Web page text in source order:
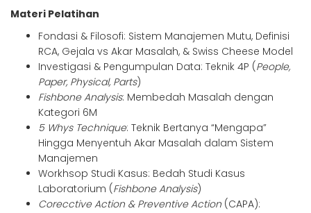
Materi Pelatihan
Fondasi & Filosofi: Sistem Manajemen Mutu, Definisi
RCA, Gejala vs Akar Masalah, & Swiss Cheese Model
Investigasi & Pengumpulan Data: Teknik 4P (People,
Paper, Physical, Parts)
Fishbone Analysis: Membedah Masalah dengan
Kategori 6M
5 Whys Technique: Teknik Bertanya “Mengapa”
Hingga Menyentuh Akar Masalah dalam Sistem
Manajemen
Workhsop Studi Kasus: Bedah Studi Kasus
Laboratorium (Fishbone Analysis)
Corecctive Action & Preventive Action (CAPA):